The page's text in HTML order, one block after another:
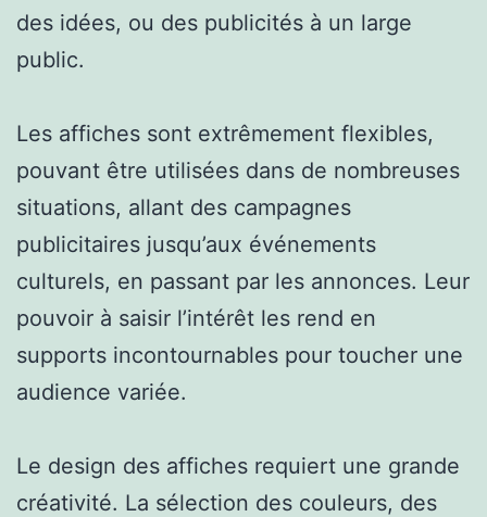
des idées, ou des publicités à un large
public.
Les affiches sont extrêmement flexibles,
pouvant être utilisées dans de nombreuses
situations, allant des campagnes
publicitaires jusqu’aux événements
culturels, en passant par les annonces. Leur
pouvoir à saisir l’intérêt les rend en
supports incontournables pour toucher une
audience variée.
Le design des affiches requiert une grande
créativité. La sélection des couleurs, des